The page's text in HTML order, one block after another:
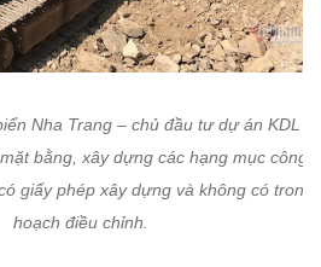
Nha Trang – chủ đầu tư dự án KDL
bằng, xây dựng các hạng mục công
giấy phép xây dựng và không có trong
hoạch điều chỉnh.